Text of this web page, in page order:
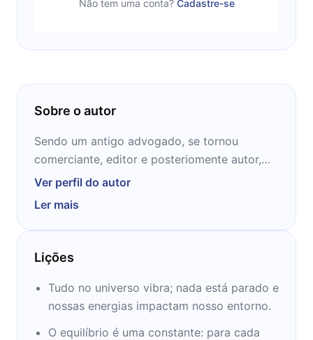
Não tem uma conta? Cadastre-se
Sobre o autor
Sendo um antigo advogado, se tornou
comerciante, editor e posteriomente autor,
Willian Walker Atkinson é um ocultista
livros acerca desse universo em seus 30 anos
enquanto autor.
Ver perfil do autor
Ler mais
Lições
Tudo no universo vibra; nada está parado e
nossas energias impactam nosso entorno.
O equilíbrio é uma constante: para cada